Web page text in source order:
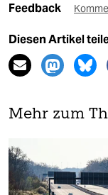
Feedback
Diesen Artikel
Mehr zum